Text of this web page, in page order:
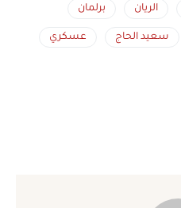
الريان برلمان
سعيد الحاج عسكري